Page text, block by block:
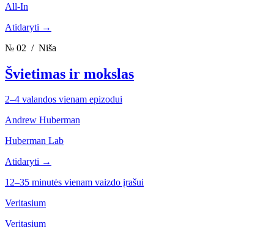
All-In
Atidaryti →
№ 02 / Niša
Švietimas ir mokslas
2–4 valandos vienam epizodui
Andrew Huberman
Huberman Lab
Atidaryti →
12–35 minutės vienam vaizdo įrašui
Veritasium
Veritasium